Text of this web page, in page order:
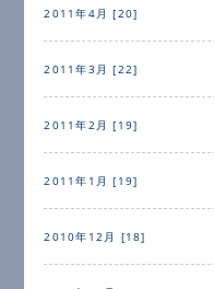
2011年4月 [20]
2011年3月 [22]
2011年2月 [19]
2011年1月 [19]
2010年12月 [18]